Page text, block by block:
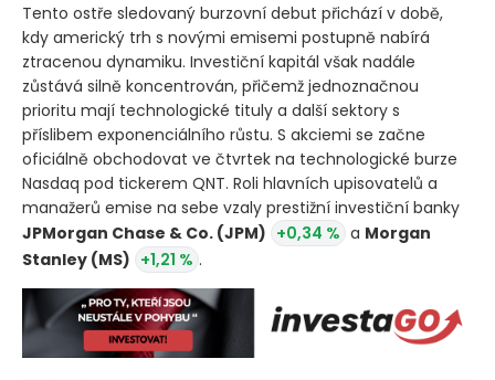
Tento ostře sledovaný burzovní debut přichází v době,
kdy americký trh s novými emisemi postupně nabírá
ztracenou dynamiku. Investiční kapitál však nadále
zůstává silně koncentrován, přičemž jednoznačnou
prioritu mají technologické tituly a další sektory s
příslibem exponenciálního růstu. S akciemi se začne
oficiálně obchodovat ve čtvrtek na technologické burze
Nasdaq pod tickerem QNT. Roli hlavních upisovatelů a
manažerů emise na sebe vzaly prestižní investiční banky
JPMorgan Chase & Co. (JPM) +0,34 % a Morgan
Stanley (MS) +1,21 % .